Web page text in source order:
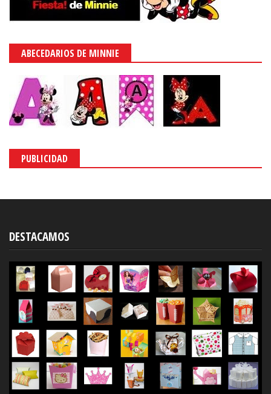
ABECEDARIOS DE MINNIE
PUBLICIDAD
DESTACAMOS